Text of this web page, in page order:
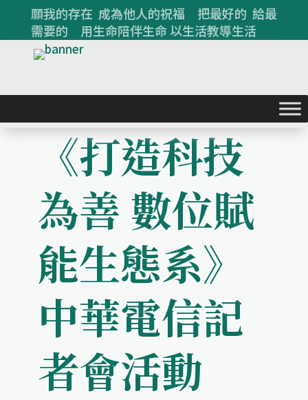
願我的存在 成為他人的祝福 把最好的 給最
需要的 用生命陪伴生命 以生活教導生活
《打造科技
為善 數位賦
能生態系》
中華電信記
者會活動